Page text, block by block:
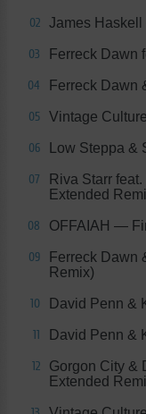
02 James Haskell
03 Ferreck Dawn
04 Ferreck Dawn
05 Vintage
06 Low Steppa
07
Riva Starr
Extended
08 OFFAIAH —
09
Ferreck Dawn
Remix)
10 David Penn &
11 David Penn &
12
Gorgon City &
Extended